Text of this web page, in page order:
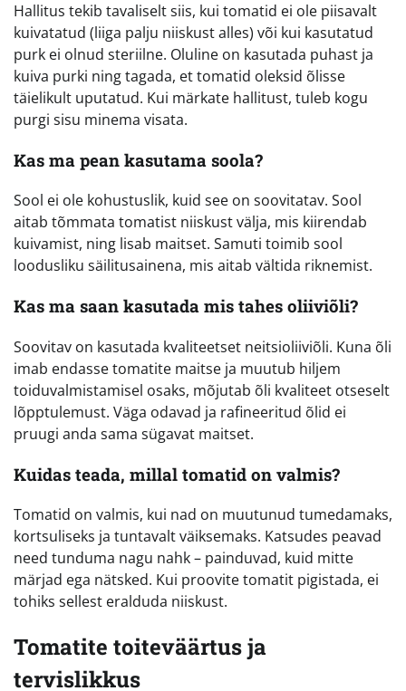
Hallitus tekib tavaliselt siis, kui tomatid ei ole piisavalt
kuivatatud (liiga palju niiskust alles) või kui kasutatud
purk ei olnud steriilne. Oluline on kasutada puhast ja
kuiva purki ning tagada, et tomatid oleksid õlisse
täielikult uputatud. Kui märkate hallitust, tuleb kogu
purgi sisu minema visata.
Kas ma pean kasutama soola?
Sool ei ole kohustuslik, kuid see on soovitatav. Sool
aitab tõmmata tomatist niiskust välja, mis kiirendab
kuivamist, ning lisab maitset. Samuti toimib sool
loodusliku säilitusainena, mis aitab vältida riknemist.
Kas ma saan kasutada mis tahes oliiviõli?
Soovitav on kasutada kvaliteetset neitsioliiviõli. Kuna õli
imab endasse tomatite maitse ja muutub hiljem
toiduvalmistamisel osaks, mõjutab õli kvaliteet otseselt
lõpptulemust. Väga odavad ja rafineeritud õlid ei
pruugi anda sama sügavat maitset.
Kuidas teada, millal tomatid on valmis?
Tomatid on valmis, kui nad on muutunud tumedamaks,
kortsuliseks ja tuntavalt väiksemaks. Katsudes peavad
need tunduma nagu nahk – painduvad, kuid mitte
märjad ega nätsked. Kui proovite tomatit pigistada, ei
tohiks sellest eralduda niiskust.
Tomatite toiteväärtus ja
tervislikkus